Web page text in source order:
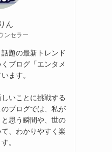
ん
ンセラー
題の最新トレンド
ブログ「エンタメ
ます。
いことに挑戦する
ブログでは、私が
思う瞬間や、世の
、わかりやすく楽
。